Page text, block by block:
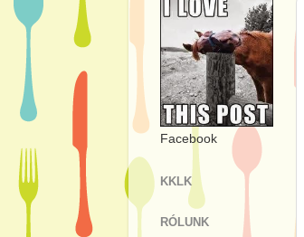
Facebook
KKLK
RÓLUNK